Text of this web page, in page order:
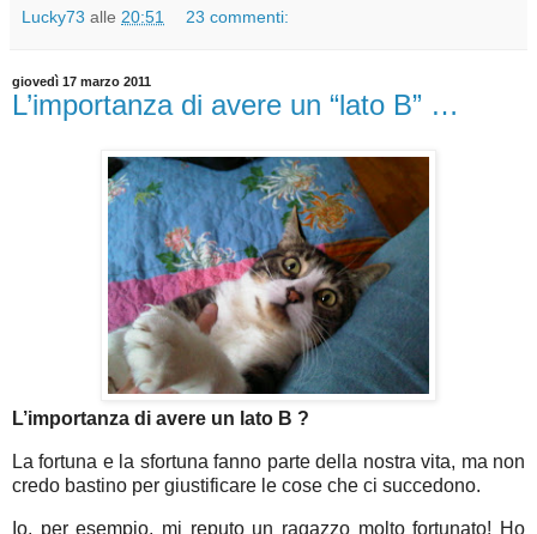
Lucky73 alle 20:51 23 commenti:
giovedì 17 marzo 2011
L’importanza di avere un “lato B” …
L’importanza di avere un lato B ?
La fortuna e la sfortuna fanno parte della nostra vita, ma non
credo bastino per giustificare le cose che ci succedono.
Io, per esempio, mi reputo un ragazzo molto fortunato! Ho